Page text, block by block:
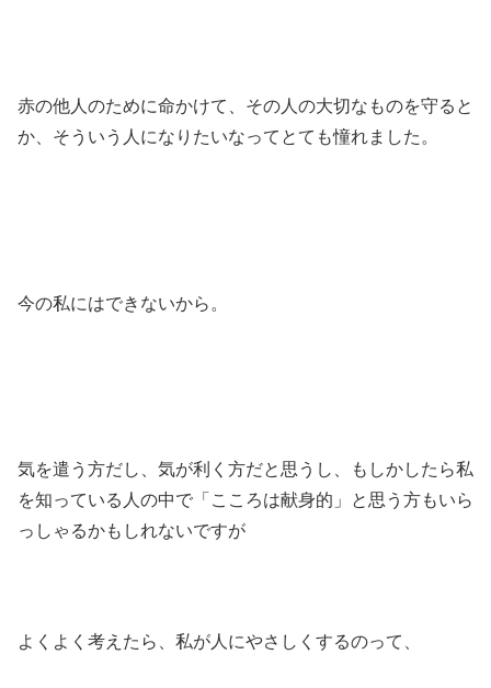
赤の他人のために命かけて、その人の大切なものを守ると
か、そういう人になりたいなってとても憧れました。
今の私にはできないから。
気を遣う方だし、気が利く方だと思うし、もしかしたら私
を知っている人の中で「こころは献身的」と思う方もいら
っしゃるかもしれないですが
よくよく考えたら、私が人にやさしくするのって、